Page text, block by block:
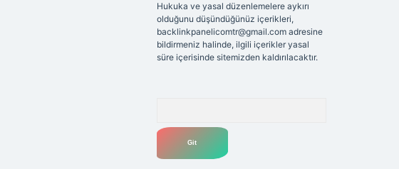
Hukuka ve yasal düzenlemelere aykırı
olduğunu düşündüğünüz içerikleri,
backlinkpanelicomtr@gmail.comadresine
bildirmeniz halinde, ilgili içerikler yasal
süre içerisinde sitemizden kaldırılacaktır.